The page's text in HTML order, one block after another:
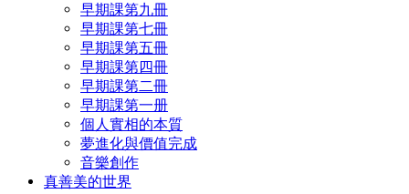
早期課第九冊
早期課第七冊
早期課第五冊
早期課第四冊
早期課第二冊
早期課第一册
個人實相的本質
夢進化與價值完成
音樂創作
真善美的世界